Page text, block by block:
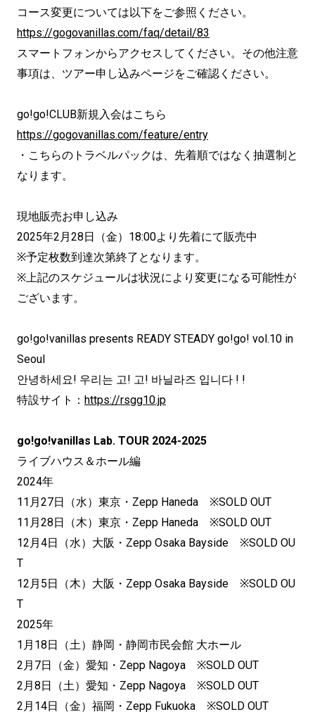
コース変更については以下をご参照ください。
https://gogovanillas.com/faq/detail/83
スマートフォンからアクセスしてください。その他注意
事項は、ツアー申し込みページをご確認ください。
go!go!CLUB新規入会はこちら
https://gogovanillas.com/feature/entry
・こちらのトラベルパックは、先着順ではなく抽選制と
なります。
現地販売お申し込み
2025年2月28日（金）18:00より先着にて販売中
※予定枚数到達次第終了となります。
※上記のスケジュールは状況により変更になる可能性が
ございます。
go!go!vanillas presents READY STEADY go!go! vol.10 in
Seoul
안녕하세요! 우리는 고! 고! 바닐라즈 입니다 ! !
特設サイト： https://rsgg10.jp
go!go!vanillas Lab. TOUR 2024-2025
ライブハウス＆ホール編
2024年
11月27日（水）東京・Zepp Haneda ※SOLD OUT
11月28日（木）東京・Zepp Haneda ※SOLD OUT
12月4日（水）大阪・Zepp Osaka Bayside ※SOLD OU
T
12月5日（木）大阪・Zepp Osaka Bayside ※SOLD OU
T
2025年
1月18日（土）静岡・静岡市民会館 大ホール
2月7日（金）愛知・Zepp Nagoya ※SOLD OUT
2月8日（土）愛知・Zepp Nagoya ※SOLD OUT
2月14日（金）福岡・Zepp Fukuoka ※SOLD OUT